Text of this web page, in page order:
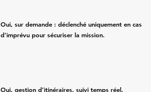
Oui, sur demande : déclenché uniquement en cas
d’imprévu pour sécuriser la mission.
Oui, gestion d’itinéraires, suivi temps réel,